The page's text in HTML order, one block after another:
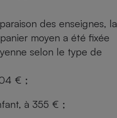
des enseignes, la
moyen a été fixée
selon le type de
€ ;
à 355 € ;